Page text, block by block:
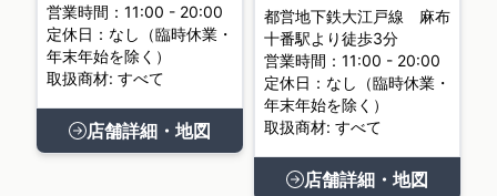
営業時間：11:00 - 20:00
定休日：なし（臨時休業・
年末年始を除く）
取扱商材: すべて
店舗詳細・地図
都営地下鉄大江戸線 麻布
十番駅より徒歩3分
営業時間：11:00 - 20:00
定休日：なし（臨時休業・
年末年始を除く）
取扱商材: すべて
店舗詳細・地図